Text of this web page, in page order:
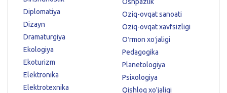
Diplomatiya
Dizayn
Dramaturgiya
Ekologiya
Ekoturizm
Elektronika
Elektrotexnika
Oziq-ovqat sanoati
Oziq-ovqat xavfsizligi
Oʻrmon xoʻjaligi
Pedagogika
Planetologiya
Psixologiya
Qishloq xo'jaligi